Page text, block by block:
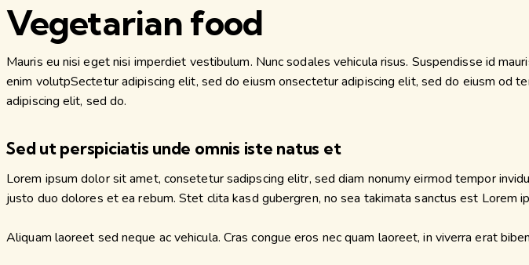
Vegetarian food
Mauris eu nisi eget nisi imperdiet vestibulum. Nunc sodales vehicula risus. Suspendisse id
enim volutpSectetur adipiscing elit, sed do eiusm onsectetur adipiscing elit, sed do eiusm od
adipiscing elit, sed do.
Sed ut perspiciatis unde omnis iste natus et
Lorem ipsum dolor sit amet, consetetur sadipscing elitr, sed diam nonumy eirmod tempor
justo duo dolores et ea rebum. Stet clita kasd gubergren, no sea takimata sanctus est Lorem
Aliquam laoreet sed neque ac vehicula. Cras congue eros nec quam laoreet, in viverra erat